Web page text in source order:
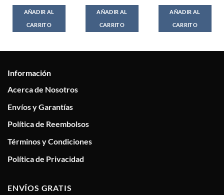
AÑADIR AL
CARRITO
AÑADIR AL
CARRITO
AÑADIR AL
CARRITO
Información
Acerca de Nosotros
Envíos y Garantías
Política de Reembolsos
Términos y Condiciones
Política de Privacidad
ENVÍOS GRATIS